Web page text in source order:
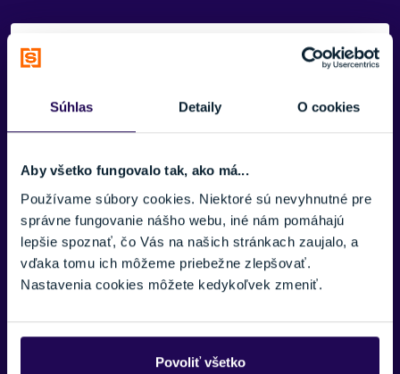
Súhlas Detaily O cookies
Aby všetko fungovalo tak, ako má...
Používame súbory cookies. Niektoré sú nevyhnutné pre
správne fungovanie nášho webu, iné nám pomáhajú
lepšie spoznať, čo Vás na našich stránkach zaujalo, a
vďaka tomu ich môžeme priebežne zlepšovať.
Nastavenia cookies môžete kedykoľvek zmeniť.
Povoliť všetko
Potrebujete viac informácii? Sme tu
E-MAIL:
TELEFÓNNE ČÍSLO: